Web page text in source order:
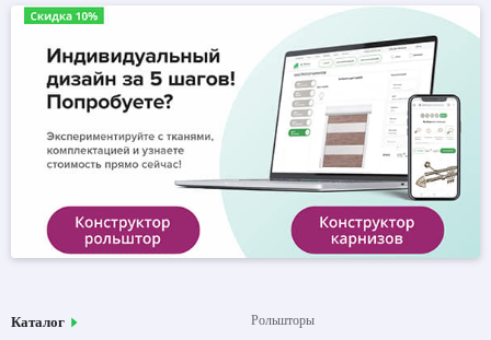
Каталог
Рольшторы